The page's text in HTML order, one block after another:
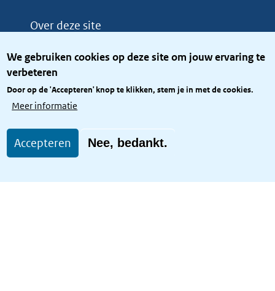
We gebruiken cookies op deze site om jouw ervaring te
verbeteren
Door op de 'Accepteren' knop te klikken, stem je in met de cookies.
Meer informatie
Accepteren Nee, bedankt.
Over deze site
Privacy
Toegang site openbaar
Toegankelijkheid